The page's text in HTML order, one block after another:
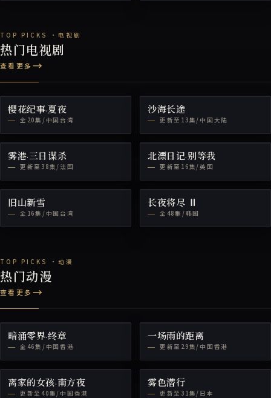
热门电视剧
查看更多
樱花纪事·夏夜
全20集/中国台湾
沙海长途
更新至13集/中国大陆
雾港·三日谋杀
更新至38集/法国
北漂日记·别等我
更新至16集/英国
旧山新雪
全16集/中国台湾
长夜将尽 Ⅱ
全48集/韩国
热门动漫
查看更多
暗涌零界·终章
全46集/中国香港
一场雨的距离
更新至29集/中国香港
离家的女孩·南方夜
更新至40集/中国香港
雾色潜行
更新至31集/日本